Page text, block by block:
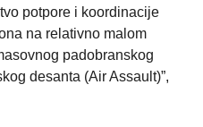
potpore i koordinacije
na relativno malom
padobranskog
desanta (Air Assault)”,